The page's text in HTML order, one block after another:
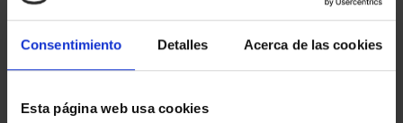
Consentimiento Detalles Acerca de las cookies
Esta página web usa cookies